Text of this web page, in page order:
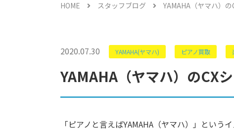
HOME スタッフブログ YAMAHA（ヤマハ）
2020.07.30 YAMAHA(ヤマハ) ピアノ買取
YAMAHA（ヤマハ）のCX
「ピアノと言えばYAMAHA（ヤマハ）」という